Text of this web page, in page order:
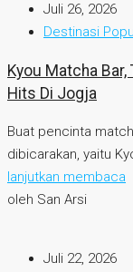
Juli 26, 2026
Destinasi
Kyou Matcha
Hits Di Jogja
Buat pencinta
dibicarakan, yaitu
lanjutkan membaca
oleh San Arsi
Juli 22, 2026